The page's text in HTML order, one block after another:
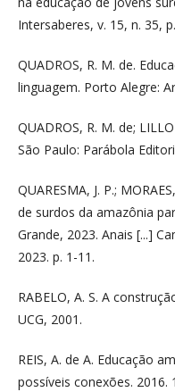
Intersaberes, v. 15, n. 35,
QUADROS, R. M. de.
linguagem. Porto Alegre:
QUADROS, R. M. de;
São Paulo: Parábola
QUARESMA, J. P.;
de surdos da amazônia
Grande, 2023. Anais [...]
2023. p. 1-11.
RABELO, A. S. A
UCG, 2001.
REIS, A. de A. Educação
possíveis conexões.